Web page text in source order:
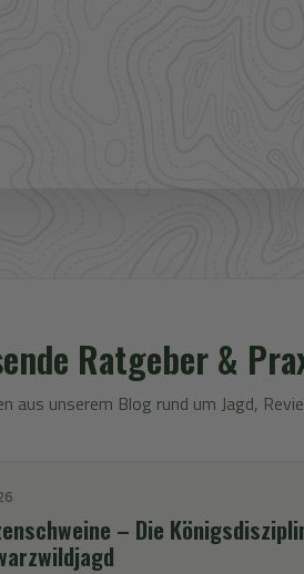
Ratgeber &
aus unserem Blog rund um Jagd,
– Die